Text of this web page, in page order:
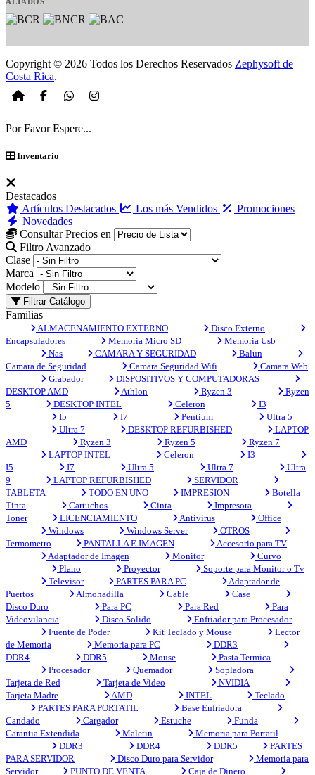
Copyright © 2026 Todos los Derechos Reservados Zephysoft de
Costa Rica.
Por Favor Espere...
Inventario
Destacados
Artículos Destacados
Los más Vendidos
Promociones
Novedades
Consultar Precios en
Filtro Avanzado
Clase
Marca
Modelo
Filtrar Catálogo
Familias
ALMACENAMIENTO EXTERNO
Disco Externo
Encapsuladores
Memoria Micro SD
Memoria Usb
Nas
CAMARA Y SEGURIDAD
Balun
Camara de Seguridad
Camara Seguridad Wifi
Camara Web
Grabador
DISPOSITIVOS Y COMPUTADORAS
DESKTOP AMD
Athlon Ryzen 3
Ryzen
5
DESKTOP INTEL Celeron
I3
I5
I7 Pentium
Ultra 5
Ultra 7
DESKTOP REFURBISHED
LAPTOP
AMD
Ryzen 3 Ryzen 5
Ryzen 7
LAPTOP INTEL
Celeron
I3
I5
I7 Ultra 5 Ultra 7
Ultra
9
LAPTOP REFURBISHED
SERVIDOR
TABLETA
TODO EN UNO IMPRESION
Botella
Tinta
Cartuchos Cinta
Impresora
Toner
LICENCIAMIENTO Antivirus
Office
Windows
Windows Server
OTROS
Termometro
PANTALLA E IMAGEN
Accesorio para TV
Adaptador de Imagen
Monitor
Curvo
Plano
Proyector
Soporte para Monitor o Tv
Televisor
PARTES PARA PC
Adaptador de
Puertos
Almohadilla Cable
Case
Disco Duro
Para PC Para Red
Para
Videovilancia
Disco Solido
Enfriador para Procesador
Fuente de Poder
Kit Teclado y Mouse
Lector
de Memoria
Memoria para PC
DDR3
DDR4
DDR5 Mouse
Pasta Termica
Procesador
Quemador
Sopladora
Tarjeta de Red
Tarjeta de Video
NVIDIA
Tarjeta Madre
AMD INTEL
Teclado
PARTES PARA PORTATIL
Base Enfriadora
Candado
Cargador Estuche
Funda
Garantia Extendida
Maletin
Memoria para Portatil
DDR3
DDR4 DDR5
PARTES
PARA SERVIDOR
Disco Duro para Servidor
Memoria para
Servidor
PUNTO DE VENTA Caja de Dinero